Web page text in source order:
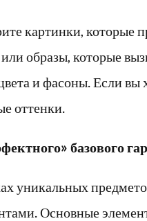
картинки, которые
образы, которые
и фасоны. Если вы
оттенки.
базового
уникальных
Основные